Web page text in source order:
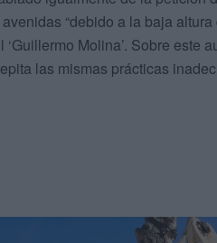
“debido a la baja
‘Guillermo Molina’. Sobre este
las mismas prácticas